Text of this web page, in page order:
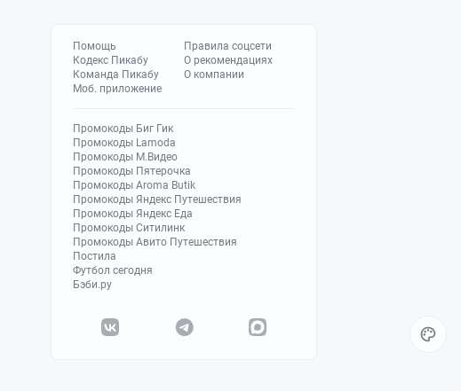
Помощь
Кодекс Пикабу
Команда Пикабу
Моб. приложение
Правила соцсети
О рекомендациях
О компании
Промокоды Биг Гик
Промокоды Lamoda
Промокоды М.Видео
Промокоды Пятерочка
Промокоды Aroma Butik
Промокоды Яндекс Путешествия
Промокоды Яндекс Еда
Промокоды Ситилинк
Промокоды Авито Путешествия
Постила
Футбол сегодня
Бэби.ру